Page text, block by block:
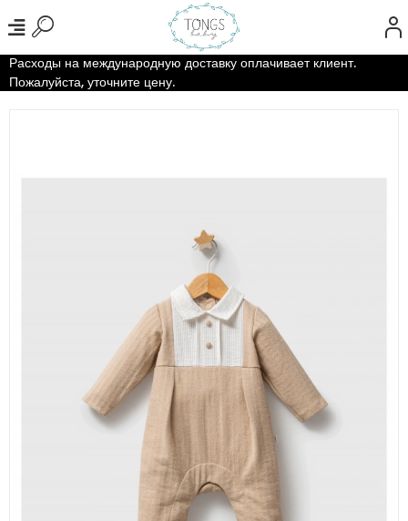
Расходы на международную доставку оплачивает клиент.
Пожалуйста, уточните цену.